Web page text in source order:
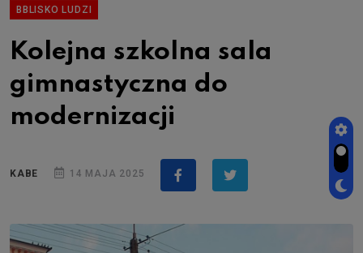
BBLISKO LUDZI
Kolejna szkolna sala
gimnastyczna do
modernizacji
KABE 14 MAJA 2025